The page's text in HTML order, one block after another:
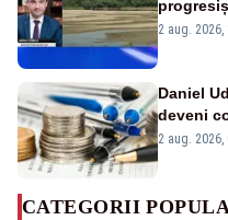
protejăm
2 aug. 2026,
Daniel
deveni
viitoare?
2 aug. 2026,
CATEGORII